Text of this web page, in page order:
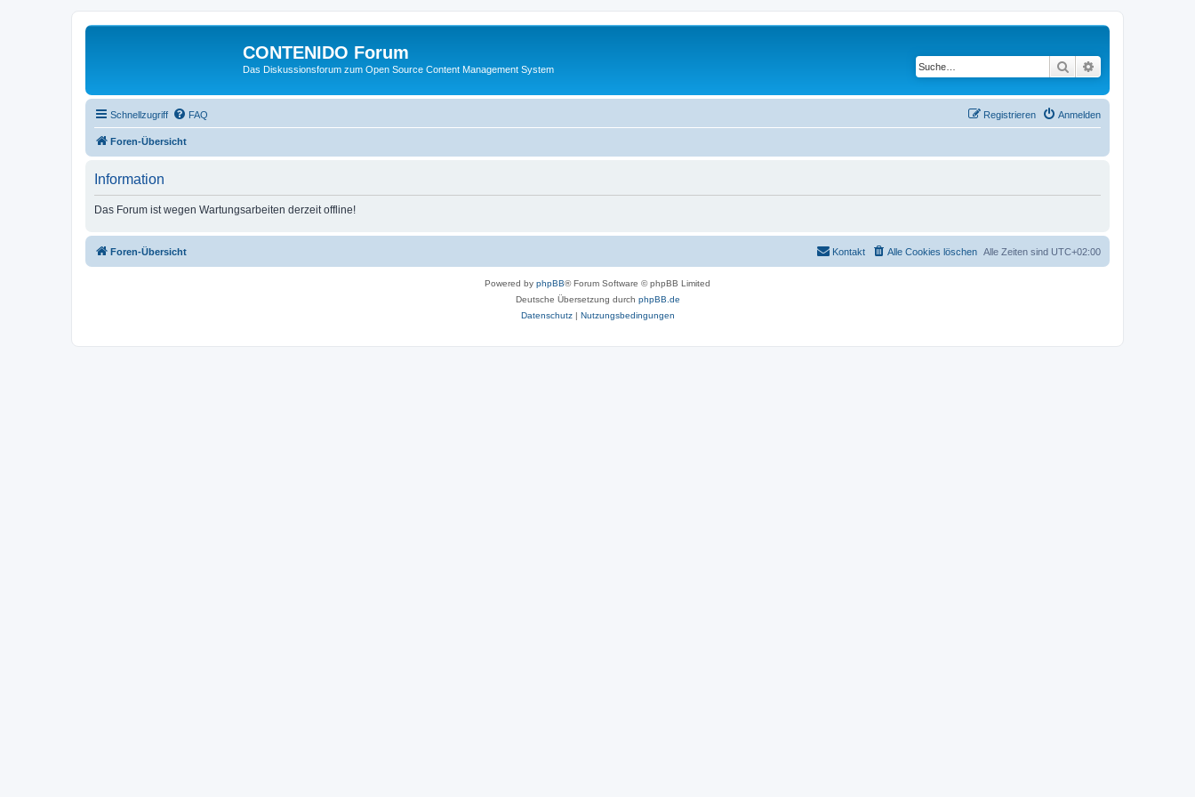
CONTENIDO Forum
Das Diskussionsforum zum Open Source Content Management System Suche
Schnellzugriff FAQ Anmelden
Registrieren
Foren-Übersicht
Information
Das Forum ist wegen Wartungsarbeiten derzeit offline!
Foren-Übersicht Alle Zeiten sind UTC+02:00
Alle Cookies löschen
Kontakt
Powered by phpBB® Forum Software © phpBB Limited
Deutsche Übersetzung durch phpBB.de
Datenschutz| Nutzungsbedingungen